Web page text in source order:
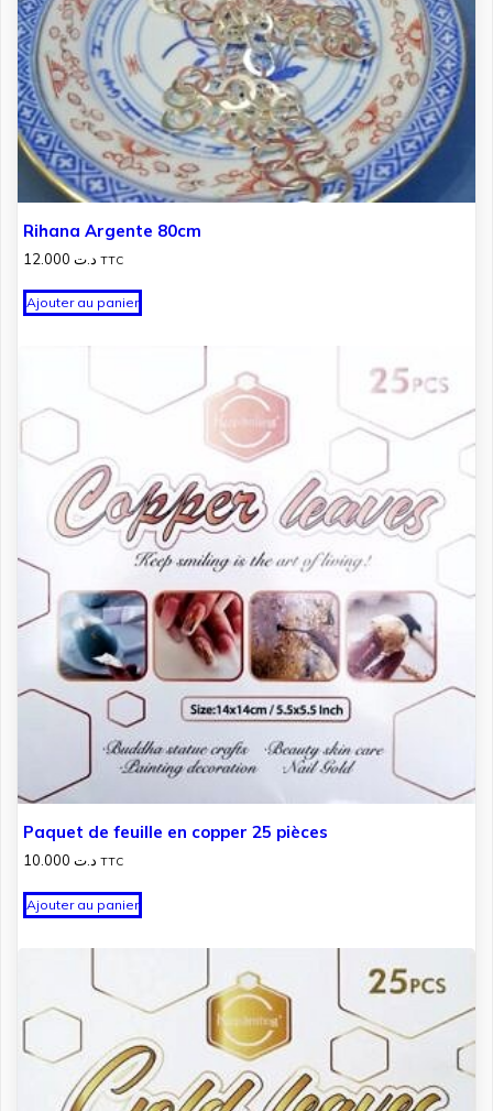
Rihana Argente 80cm
د.ت TTC
Ajouter au panier
Paquet de feuille en copper 25 pièces
د.ت TTC
Ajouter au panier